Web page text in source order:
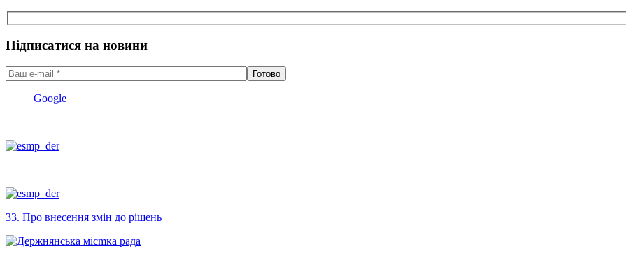
Підписатися на новини
Google
33. Про внесення змін до рішень